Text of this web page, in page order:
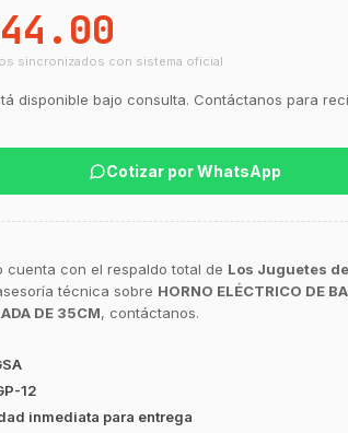
sincronizados con sistema oficial
disponible bajo consulta. Contáctanos para
Cotizar por WhatsApp
cuenta con el respaldo total de Los Juguetes
técnica sobre HORNO ELÉCTRICO DE
DE 35CM, contáctanos.
12
inmediata para entrega